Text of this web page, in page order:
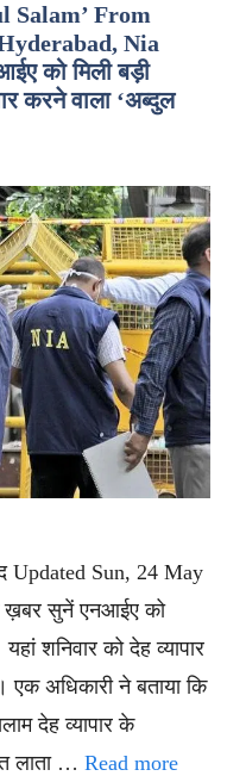
Salam’ From
Nia
को मिली बड़ी
करने वाला ‘अब्दुल
Updated Sun, 24 May
सुनें एनआईए को
शनिवार को देह व्यापार
एक अधिकारी ने बताया कि
देह व्यापार के
लाता … Read more